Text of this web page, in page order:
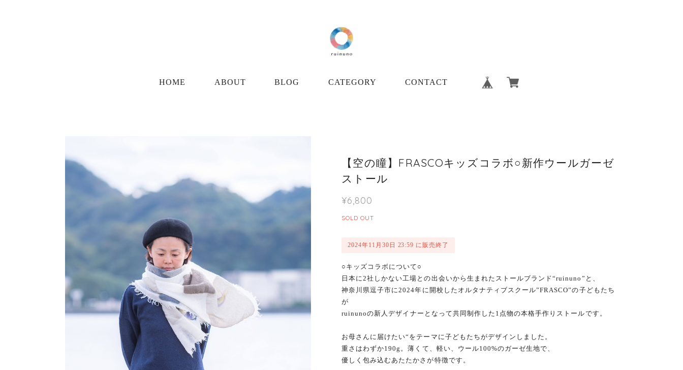
HOME ABOUT BLOG CATEGORY CONTACT
【空の瞳】FRASCOキッズコラボ○新作ウールガーゼ
ストール
¥6,800
SOLD OUT
2024年11月30日 23:59 に販売終了
○キッズコラボについて○
日本に2社しかない工場との出会いから生まれたストールブランド“ruinuno”と、
神奈川県逗子市に2024年に開校したオルタナティブスクール”FRASCO”の子どもたち
が
ruinunoの新人デザイナーとなって共同制作した1点物の本格手作りストールです。
お母さんに届けたい“をテーマに子どもたちがデザインしました。
重さはわずか190g。薄くて、軽い、ウール100%のガーゼ生地で、
優しく包み込むあたたかさが特徴です。